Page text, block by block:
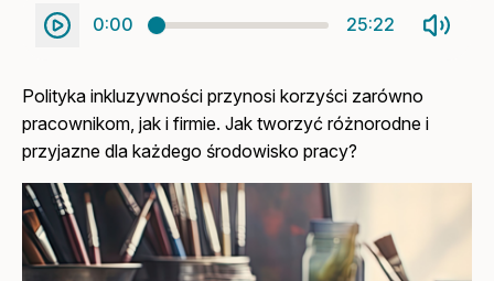
0:00 25:22
Polityka inkluzywności przynosi korzyści zarówno
pracownikom, jak i firmie. Jak tworzyć różnorodne i
przyjazne dla każdego środowisko pracy?